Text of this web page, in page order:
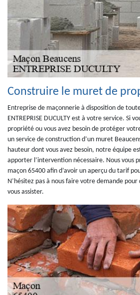
Construire le muret de
Entreprise de maçonnerie à disposition de
ENTREPRISE DUCULTY est à votre service. Si
propriété ou vous avez besoin de protéger
un service de construction d’un muret
hauteur dont vous avez besoin, notre équipe
apporter l’intervention nécessaire. Nous vous
maçon 65400 afin d’avoir un aperçu du tarif
N’hésitez pas à nous faire votre demande
vous assister.